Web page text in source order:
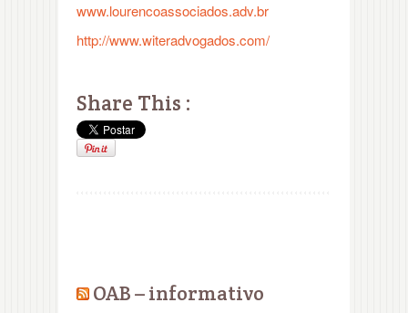
www.lourencoassociados.adv.br
http://www.witeradvogados.com/
Share This :
OAB – informativo